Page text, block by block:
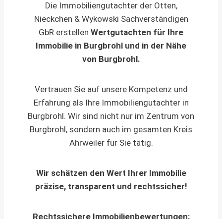
Die Immobiliengutachter der Otten,
Nieckchen & Wykowski Sachverständigen
GbR erstellen Wertgutachten für Ihre
Immobilie in Burgbrohl und in der Nähe
von Burgbrohl.
Vertrauen Sie auf unsere Kompetenz und
Erfahrung als Ihre Immobiliengutachter in
Burgbrohl. Wir sind nicht nur im Zentrum von
Burgbrohl, sondern auch im gesamten Kreis
Ahrweiler für Sie tätig.
Wir schätzen den Wert Ihrer Immobilie
präzise, transparent und rechtssicher!
Rechtssichere Immobilienbewertungen: